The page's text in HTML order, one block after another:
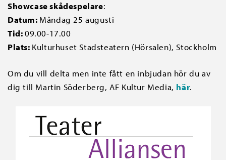
Showcase skådespelare:
Datum: Måndag 25 augusti
Tid:09.00-17.00
Plats: Kulturhuset Stadsteatern (Hörsalen), Stockholm
Om du vill delta men inte fått en inbjudan hör du av
dig till Martin Söderberg, AF Kultur Media, här.